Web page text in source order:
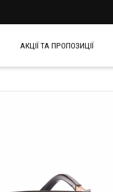
АКЦІЇ ТА ПРОПОЗИЦІЇ